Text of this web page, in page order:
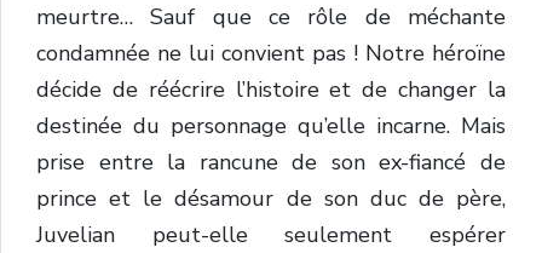
meurtre… Sauf que ce rôle de méchante
condamnée ne lui convient pas ! Notre héroïne
décide de réécrire l’histoire et de changer la
destinée du personnage qu’elle incarne. Mais
prise entre la rancune de son ex-fiancé de
prince et le désamour de son duc de père,
Juvelian peut-elle seulement espérer